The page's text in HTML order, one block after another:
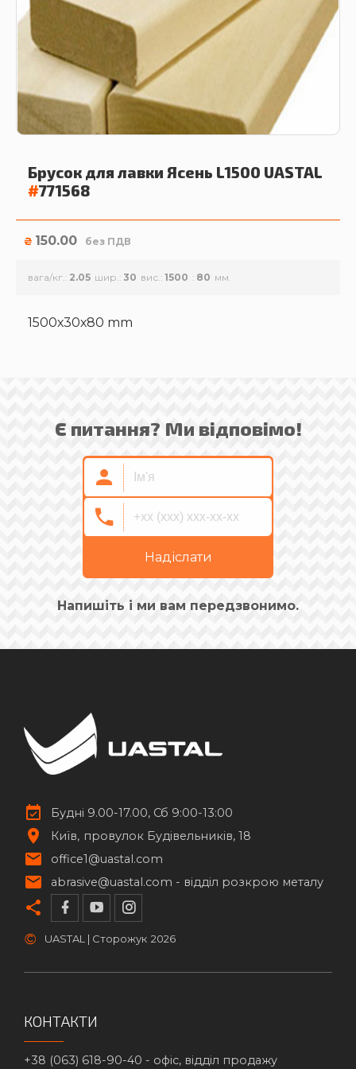
Брусок для лавки Ясень L1500 UASTAL
#771568
₴ 150.00 без ПДВ
вага/кг. 2.05 шир. 30 вис. 1500 80
1500х30х80 mm
Є питання? Ми відповімо!
Надіслати
Напишіть і ми вам передзвонимо.
Будні 9.00-17.00, Сб 9:00-13:00
Київ
провулок Будівельників, 18
office1@uastal.com
abrasive@uastal.com - відділ розкрою металу
© UASTAL | Сторожук 2026
КОНТАКТИ
+38 (063) 618-90-40 - офіс, відділ продажу